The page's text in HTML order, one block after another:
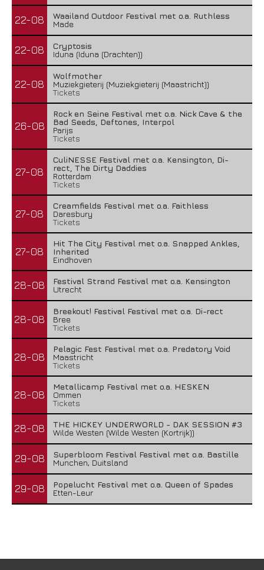
22-08
Waailand Outdoor Festival met o.a. Ruthless
Made
22-08
Cryptosis
Iduna (Iduna (Drachten))
22-08
Wolfmother
Muziekgieterij (Muziekgieterij (Maastricht))
Tickets
26-08
Rock en Seine Festival met o.a. Nick Cave & the
Bad Seeds, Deftones, Interpol
Parijs
Tickets
27-08
CuliNESSE Festival met o.a. Kensington, Di-
rect, The Dirty Daddies
Rotterdam
Tickets
27-08
Creamfields Festival met o.a. Faithless
Daresbury
Tickets
27-08
Hit The City Festival met o.a. Snapped Ankles,
Inherited
Eindhoven
28-08
Festival Strand Festival met o.a. Kensington
Utrecht
28-08
Breekout! Festival Festival met o.a. Di-rect
Bree
Tickets
28-08
Pelagic Fest Festival met o.a. Predatory Void
Maastricht
Tickets
28-08
Metallicamp Festival met o.a. HESKEN
Ommen
Tickets
28-08
THE HICKEY UNDERWORLD - DAK SESSION #3
Wilde Westen (Wilde Westen (Kortrijk))
29-08
Superbloom Festival Festival met o.a. Bastille
Munchen, Duitsland
29-08
Popelucht Festival met o.a. Queen of Spades
Etten-Leur